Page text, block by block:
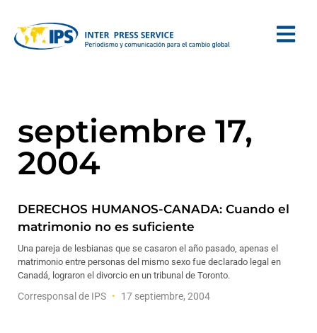
septiembre 17,
2004
DERECHOS HUMANOS-CANADA: Cuando el
matrimonio no es suficiente
Una pareja de lesbianas que se casaron el año pasado, apenas el
matrimonio entre personas del mismo sexo fue declarado legal en
Canadá, lograron el divorcio en un tribunal de Toronto.
Corresponsal de IPS 17 septiembre, 2004